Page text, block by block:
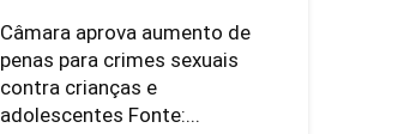
Câmara aprova aumento de
penas para crimes sexuais
contra crianças e
adolescentes Fonte:...